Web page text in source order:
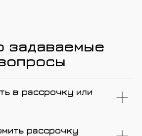
задаваемые
в рассрочку или
рассрочку